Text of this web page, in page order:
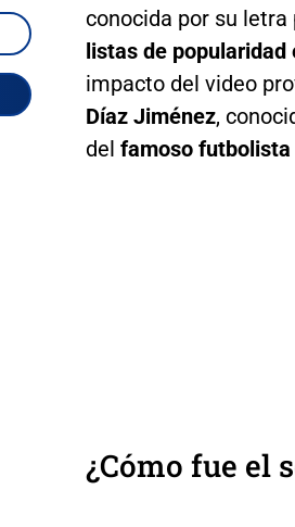
conocida por su
listas de popularidad
impacto del video
Díaz Jiménez,
del famoso futbolista
¿Cómo fue el